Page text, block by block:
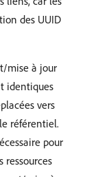
des UUID
mise à jour
identiques
vers
référentiel.
pour
ressources